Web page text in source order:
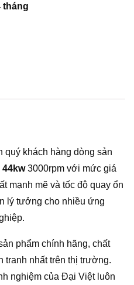
tháng
khách hàng dòng sản
3000rpm với mức giá
mạnh mẽ và tốc độ quay ổn
lý tưởng cho nhiều ứng
phẩm chính hãng, chất
tranh nhất trên thị trường.
nghiệm của Đại Việt luôn